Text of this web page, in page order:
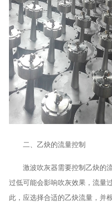
二、乙炔的流量控制
激波吹灰器需要控制乙炔的流
过低可能会影响吹灰效果，流量
此，应选择合适的乙炔流量，并